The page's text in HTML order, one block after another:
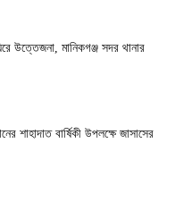
উত্তেজনা, মানিকগঞ্জ সদর থানার
শাহাদাত বার্ষিকী উপলক্ষে জাসাসের